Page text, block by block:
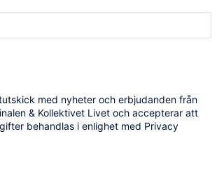
med nyheter och erbjudanden från
& Kollektivet Livet och accepterar att
behandlas i enlighet med Privacy